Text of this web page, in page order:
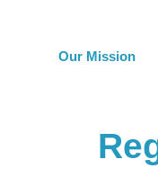
Our Mission